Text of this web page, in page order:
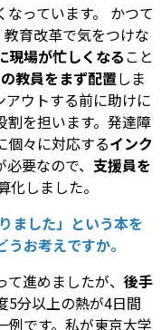
っています。 かつて
育改革で気をつけな
現場が忙しくなること
教員をまず配置しま
アウトする前に助けに
割を担います。発達障
個々に対応するインク
要なので、 支援員を
化しました。
ました」という本を
お考えですか。
進めましたが、 後手
5分以上の熱が4日間
例です。私が東京大学